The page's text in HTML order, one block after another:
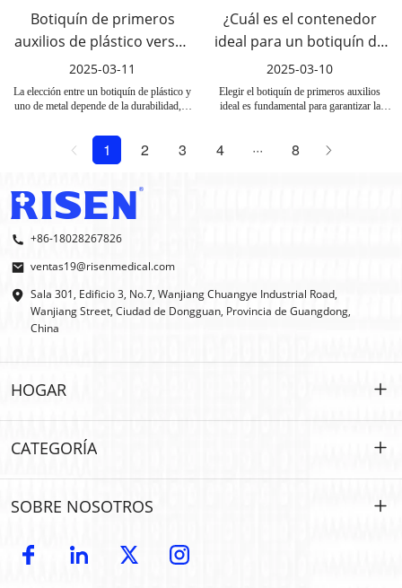
Botiquín de primeros
auxilios de plástico versus
botiquín de primeros
auxilios de metal: ¿cuál es
mejor?
2025-03-11
La elección entre un botiquín de plástico y
uno de metal depende de la durabilidad, la
mejor opción para tus necesidades en esta
guía!
¿Cuál es el contenedor
ideal para un botiquín de
primeros auxilios?
2025-03-10
Elegir el botiquín de primeros auxilios
ideal es fundamental para garantizar la
primeros auxilios impermeable con forma
1 2 3 4 8
+86-18028267826
ventas19@risenmedical.com
Sala 301, Edificio 3, No.7, Wanjiang Chuangye Industrial Road,
Wanjiang Street, Ciudad de Dongguan, Provincia de Guangdong,
China
HOGAR
HOGAR
PRODUCTOS
Fabricante de equipos originales (OEM) | Fabricante de equipos originales (ODM)
CATEGORÍA
Personalizado
SOBRE NOSOTROS
Introducción